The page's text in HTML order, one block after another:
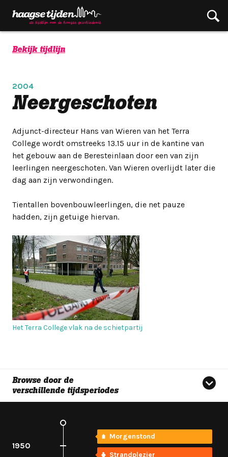
Browse door de
verschillende tijdsperiodes
1950
Morgenstond
Strandplezier
Bekijk tijdlijn
2004
Neergeschoten
Adjunct-directeur Hans van Wieren van het Terra
College wordt omstreeks 13.15 uur in de kantine van
het gebouw aan de Beresteinlaan door een van zijn
leerlingen neergeschoten. Van Wieren overlijdt later die
dag aan zijn verwondingen.
Tientallen bovenbouwleerlingen, die net pauze
hadden, zijn getuige hiervan.
Het Terra College vlak na de schietpartij